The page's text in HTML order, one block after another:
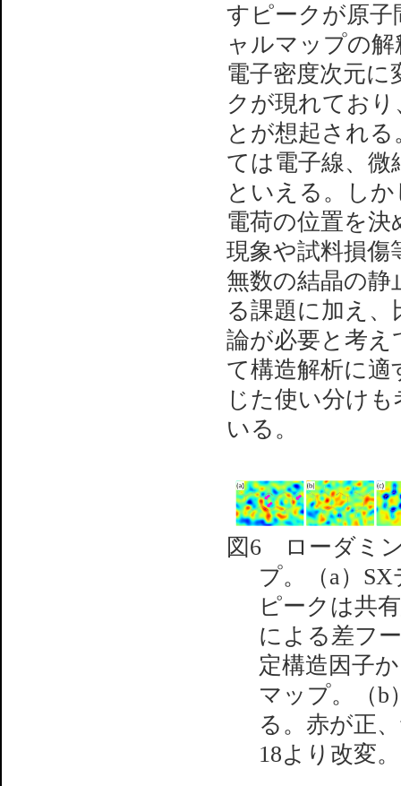
すピークが原子
ャルマップの
電子密度次元
クが現れてお
とが想起され
ては電子線、
といえる。し
電荷の位置を
現象や試料損傷
無数の結晶の静
る課題に加え
論が必要と考
て構造解析に
じた使い分け
いる。
図6 ローダミ
プ。（a）
ピークは共
による差フ
定構造因子
マップ。（b
る。赤が正
18より改変。